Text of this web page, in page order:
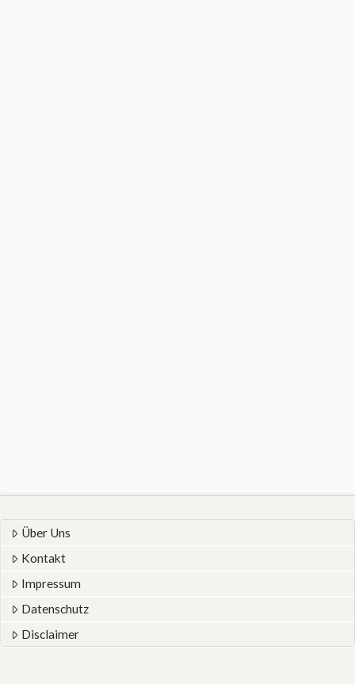
Über Uns
Kontakt
Impressum
Datenschutz
Disclaimer